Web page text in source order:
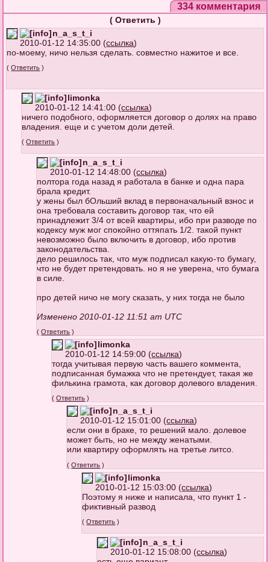
334 комментария
( Ответить )
n_a_s_t_i
2010-01-12 14:35:00 (ссылка)
по-моему, ничо нельзя сделать. совместно нажитое и все.
(Ответить )
limonka
2010-01-12 14:41:00 (ссылка)
ничего подобного, оформляется договор о долях на право
владения. еще и с учетом доли детей.
(Ответить )
n_a_s_t_i
2010-01-12 14:48:00 (ссылка)
полтора года назад я работала в банке и одна пара
брала кредит.
у жены был бОльший вклад в первоначальный взнос и
она требовала составить договор так, что ей
принадлежит 3/4 от всей квартиры, ибо при разводе по
кодексу муж мог спокойно оттяпать 1/2. такой пункт
невозможно было включить в договор, ибо против
законодательства.
дело решилось так, что муж подписал какую-то бумагу,
что не будет претендовать. но я не уверена, что бумага
в силе.
про детей ничо не могу сказать, у них тогда не было
Изменено 2010-01-12 11:51 am UTC
(Ответить )
limonka
2010-01-12 14:59:00 (ссылка)
тогда учитывая первую часть вашего коммента,
подписанная бумажка что не претендует, такая же
филькина грамота, как договор долевого владения.
(Ответить )
n_a_s_t_i
2010-01-12 15:01:00 (ссылка)
если они в браке, то решений мало. долевое
может быть, но не между женатыми.
или квартиру оформлять на третье литсо.
(Ответить )
limonka
2010-01-12 15:03:00 (ссылка)
Поэтому я ниже и написала, что пункт 1 -
фиктивный развод
(Ответить )
n_a_s_t_i
2010-01-12 15:08:00 (ссылка)